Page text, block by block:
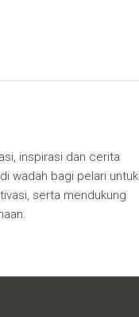
inspirasi dan cerita
wadah bagi pelari untuk
serta mendukung